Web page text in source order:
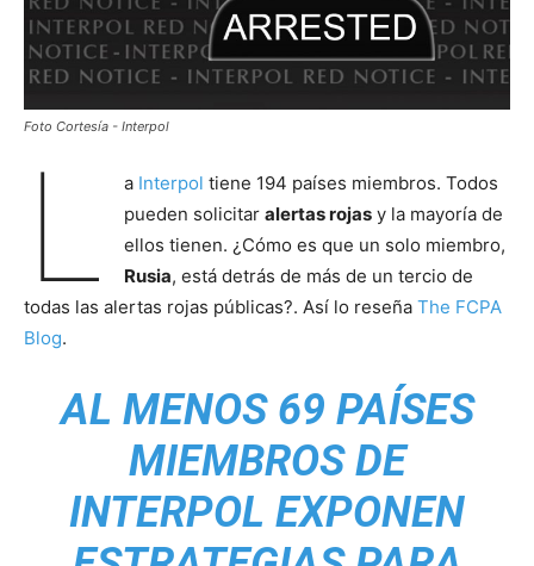
Foto Cortesía - Interpol
L a Interpol tiene 194 países miembros. Todos
pueden solicitar alertas rojasy la mayoría de
ellos tienen. ¿Cómo es que un solo miembro,
Rusia, está detrás de más de un tercio de
todas las alertas rojas públicas?. Así lo reseña The FCPA
Blog.
AL MENOS 69 PAÍSES
MIEMBROS DE
INTERPOL EXPONEN